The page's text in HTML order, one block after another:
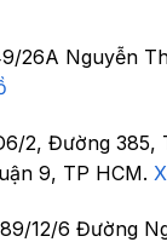
26A Nguyễn
2, Đường 385,
9, TP HCM.
12/6 Đường